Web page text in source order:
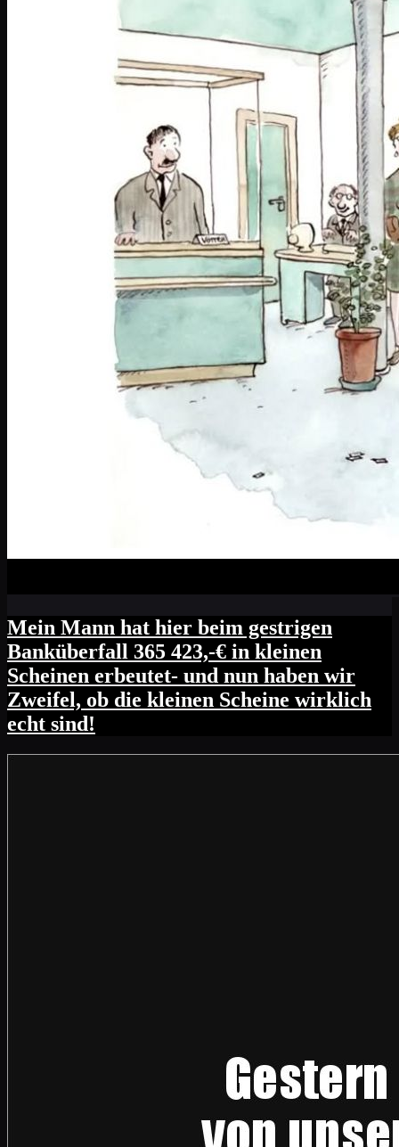
Mein Mann hat hier beim gestrigen
Banküberfall 365 423,-€ in kleinen
Scheinen erbeutet- und nun haben wir
Zweifel, ob die kleinen Scheine wirklich
echt sind!